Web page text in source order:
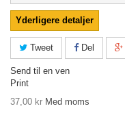
Yderligere detaljer
Tweet Del
Send til en ven
Print
37,00 kr Med moms